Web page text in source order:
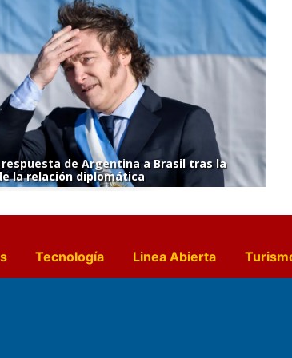
de Argentina a Brasil tras la
la relación diplomática
Tecnología Linea Abierta